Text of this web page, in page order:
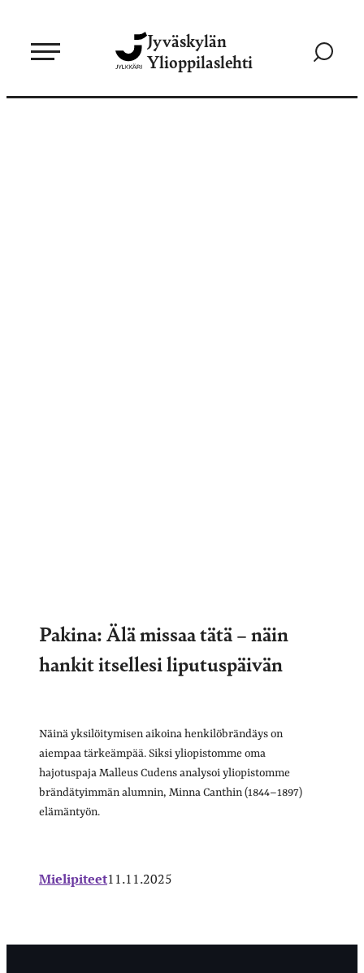
sisältöön
Jyväskylän
Ylioppilaslehti
Siirry
Pakina: Älä missaa tätä – näin
hankit itsellesi liputuspäivän
Näinä yksilöitymisen aikoina henkilöbrändäys on
aiempaa tärkeämpää. Siksi yliopistomme oma
hajotuspaja Malleus Cudens analysoi yliopistomme
brändätyimmän alumnin, Minna Canthin (1844–1897)
elämäntyön.
Mielipiteet11.11.2025